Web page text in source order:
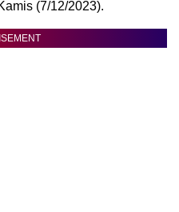
(7/12/2023).